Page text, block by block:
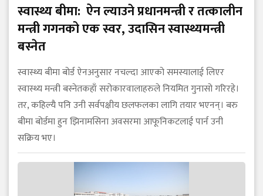
स्वास्थ्य बीमा: ऐन ल्याउने प्रधानमन्त्री र तत्कालीन
मन्त्री गगनको एक स्वर, उदासिन स्वास्थ्यमन्त्री
बस्नेत
स्वास्थ्य बीमा बोर्ड ऐनअनुसार नचल्दा आएको समस्यालाई लिएर
स्वास्थ्य मन्त्री बस्नेतकहाँ सरोकारवालाहरुले नियमित गुनासो गरिरहे।
तर, कहिल्यै पनि उनी सर्वपक्षीय छलफलका लागि तयार भएनन्। बरु
बीमा बोर्डमा हुन झिनामसिना अवसरमा आफूनिकटलाई पार्न उनी
सक्रिय भए।